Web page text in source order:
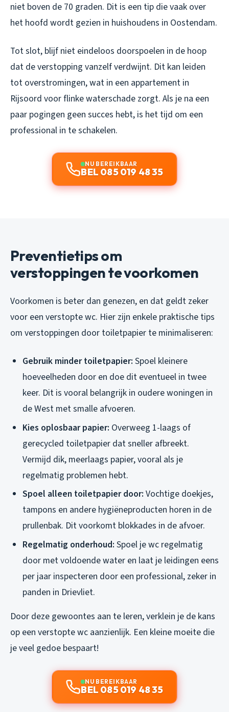
niet boven de 70 graden. Dit is een tip die vaak over
het hoofd wordt gezien in huishoudens in Oostendam.
Tot slot, blijf niet eindeloos doorspoelen in de hoop
dat de verstopping vanzelf verdwijnt. Dit kan leiden
tot overstromingen, wat in een appartement in
Rijsoord voor flinke waterschade zorgt. Als je na een
paar pogingen geen succes hebt, is het tijd om een
professional in te schakelen.
NU BEREIKBAAR
BEL 085 019 48 35
Preventietips om
verstoppingen te voorkomen
Voorkomen is beter dan genezen, en dat geldt zeker
voor een verstopte wc. Hier zijn enkele praktische tips
om verstoppingen door toiletpapier te minimaliseren:
Gebruik minder toiletpapier: Spoel kleinere
hoeveelheden door en doe dit eventueel in twee
keer. Dit is vooral belangrijk in oudere woningen in
de West met smalle afvoeren.
Kies oplosbaar papier: Overweeg 1-laags of
gerecycled toiletpapier dat sneller afbreekt.
Vermijd dik, meerlaags papier, vooral als je
regelmatig problemen hebt.
Spoel alleen toiletpapier door: Vochtige doekjes,
tampons en andere hygiëneproducten horen in de
prullenbak. Dit voorkomt blokkades in de afvoer.
Regelmatig onderhoud: Spoel je wc regelmatig
door met voldoende water en laat je leidingen eens
per jaar inspecteren door een professional, zeker in
panden in Drievliet.
Door deze gewoontes aan te leren, verklein je de kans
op een verstopte wc aanzienlijk. Een kleine moeite die
je veel gedoe bespaart!
NU BEREIKBAAR
BEL 085 019 48 35